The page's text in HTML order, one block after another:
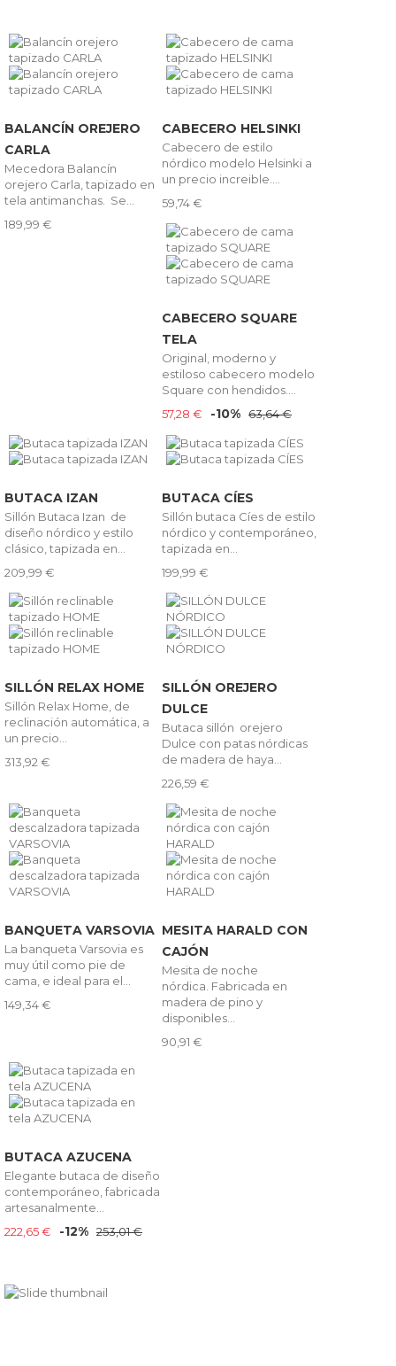
BALANCÍN OREJERO
CARLA
Mecedora Balancín
orejero Carla, tapizado en
tela antimanchas. Se...
189,99 €
CABECERO HELSINKI
Cabecero de estilo
nórdico modelo Helsinki a
un precio increible....
59,74 €
CABECERO SQUARE
TELA
Original, moderno y
estiloso cabecero modelo
Square con hendidos....
57,28 €
-10% 63,64 €
BUTACA IZAN
Sillón Butaca Izan de
diseño nórdico y estilo
clásico, tapizada en...
209,99 €
BUTACA CÍES
Sillón butaca Cíes de estilo
nórdico y contemporáneo,
tapizada en...
199,99 €
SILLÓN RELAX HOME
Sillón Relax Home, de
reclinación automática, a
un precio...
313,92 €
SILLÓN OREJERO
DULCE
Butaca sillón orejero
Dulce con patas nórdicas
de madera de haya...
226,59 €
BANQUETA VARSOVIA
La banqueta Varsovia es
muy útil como pie de
cama, e ideal para el...
149,34 €
MESITA HARALD CON
CAJÓN
Mesita de noche
nórdica. Fabricada en
madera de pino y
disponibles...
90,91 €
BUTACA AZUCENA
Elegante butaca de diseño
contemporáneo, fabricada
artesanalmente...
222,65 €
-12% 253,01 €